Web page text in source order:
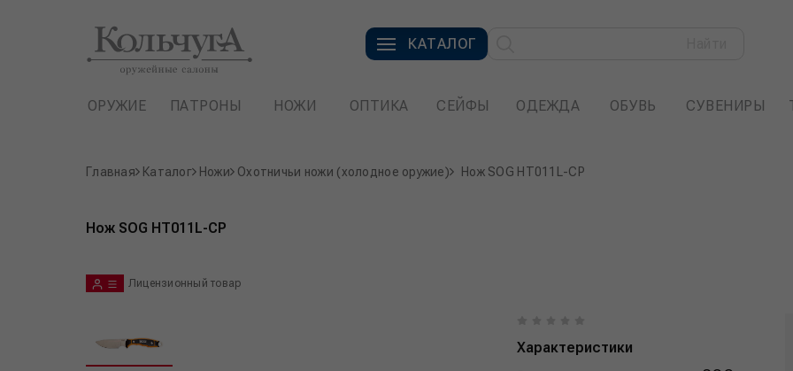
КАТАЛОГ
ОРУЖИЕ ПАТРОНЫ НОЖИ ОПТИКА СЕЙФЫ ОДЕЖДА ОБУВЬ СУВЕНИРЫ
Главная Каталог Ножи Охотничьи ножи (холодное оружие) Нож SOG HT011L-CP
Нож SOG HT011L-CP
Лицензионный товар
Характеристики